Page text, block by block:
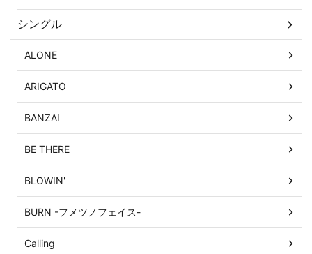
シングル
ALONE
ARIGATO
BANZAI
BE THERE
BLOWIN'
BURN -フメツノフェイス-
Calling